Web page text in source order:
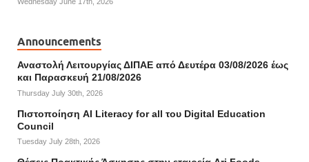
Announcements
Αναστολή Λειτουργίας ΔΙΠΑΕ από Δευτέρα 03/08/2026 έως
και Παρασκευή 21/08/2026
Thursday July 30th, 2026
Πιστοποίηση AI Literacy for all του Digital Education
Council
Tuesday July 28th, 2026